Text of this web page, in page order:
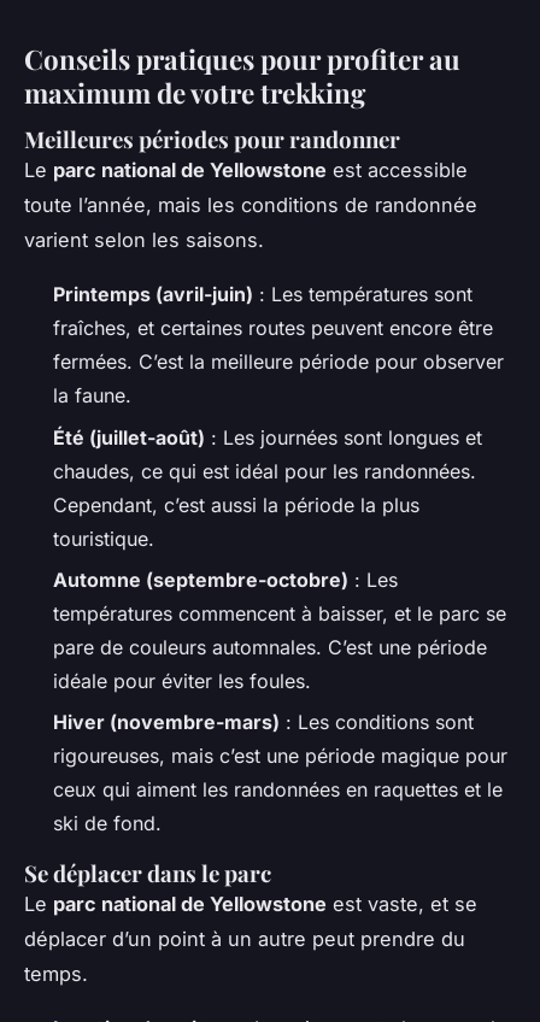
Conseils pratiques pour profiter au
maximum de votre trekking
Meilleures périodes pour randonner
Le parc national de Yellowstone est accessible
toute l’année, mais les conditions de randonnée
varient selon les saisons.
Printemps (avril-juin) : Les températures sont
fraîches, et certaines routes peuvent encore être
fermées. C’est la meilleure période pour observer
la faune.
Été (juillet-août) : Les journées sont longues et
chaudes, ce qui est idéal pour les randonnées.
Cependant, c’est aussi la période la plus
touristique.
Automne (septembre-octobre) : Les
températures commencent à baisser, et le parc se
pare de couleurs automnales. C’est une période
idéale pour éviter les foules.
Hiver (novembre-mars) : Les conditions sont
rigoureuses, mais c’est une période magique pour
ceux qui aiment les randonnées en raquettes et le
ski de fond.
Se déplacer dans le parc
Le parc national de Yellowstone est vaste, et se
déplacer d’un point à un autre peut prendre du
temps.